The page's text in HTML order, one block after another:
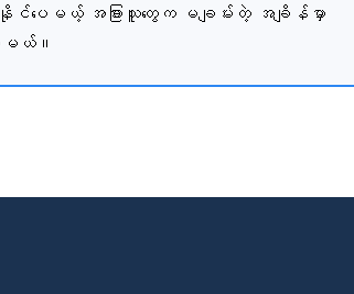
ေမယ့် အခြားသူတွေက မချမ်းတဲ့ အချိန်မှာ
ါမယ်။